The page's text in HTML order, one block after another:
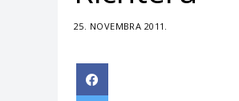
25. NOVEMBRA 2011.